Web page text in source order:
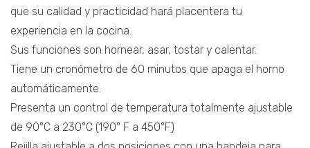
que su calidad y practicidad hará placentera tu
experiencia en la cocina.
Sus funciones son hornear, asar, tostar y calentar.
Tiene un cronómetro de 60 minutos que apaga el horno
automáticamente.
Presenta un control de temperatura totalmente ajustable
de 90°C a 230°C (190° F a 450°F)